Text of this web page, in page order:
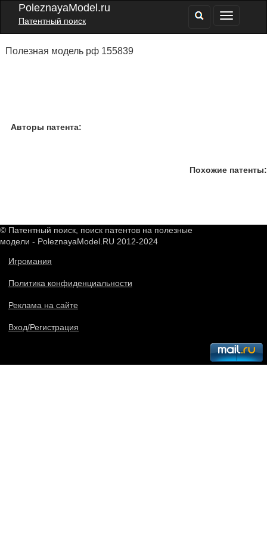
PoleznayaModel.ru
Патентный поиск
Полезная модель рф 155839
Авторы патента:
Похожие патенты:
© Патентный поиск, поиск патентов на полезные
модели - PoleznayaModel.RU 2012-2024
Игромания
Политика конфиденциальности
Реклама на сайте
Вход/Регистрация